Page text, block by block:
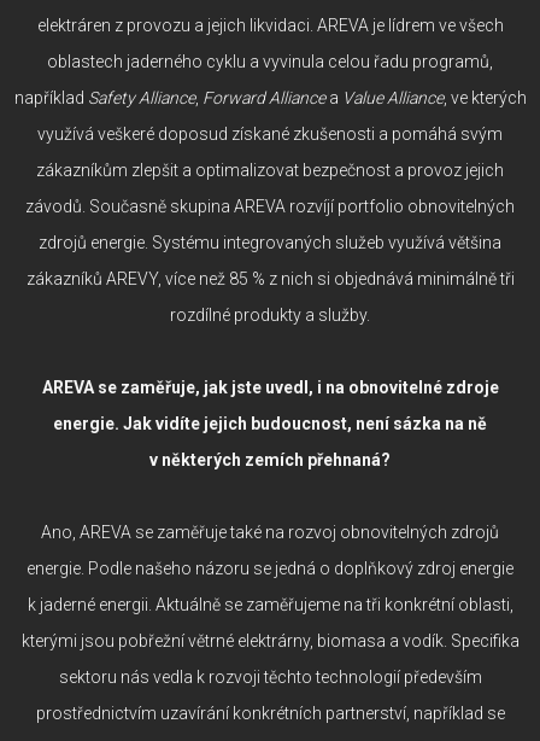
elektráren z provozu a jejich likvidaci. AREVA je lídrem ve všech
oblastech jaderného cyklu a vyvinula celou řadu programů,
například Safety Alliance, Forward Alliancea Value Alliance, ve kterých
využívá veškeré doposud získané zkušenosti a pomáhá svým
zákazníkům zlepšit a optimalizovat bezpečnost a provoz jejich
závodů. Současně skupina AREVA rozvíjí portfolio obnovitelných
zdrojů energie. Systému integrovaných služeb využívá většina
zákazníků AREVY, více než 85 % z nich si objednává minimálně tři
rozdílné produkty a služby.
AREVA se zaměřuje, jak jste uvedl, i na obnovitelné zdroje
energie. Jak vidíte jejich budoucnost, není sázka na ně
v některých zemích přehnaná?
Ano, AREVA se zaměřuje také na rozvoj obnovitelných zdrojů
energie. Podle našeho názoru se jedná o doplňkový zdroj energie
k jaderné energii. Aktuálně se zaměřujeme na tři konkrétní oblasti,
kterými jsou pobřežní větrné elektrárny, biomasa a vodík. Specifika
sektoru nás vedla k rozvoji těchto technologií především
prostřednictvím uzavírání konkrétních partnerství, například se